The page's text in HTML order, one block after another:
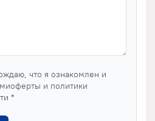
что я ознакомлен и
и политики
*